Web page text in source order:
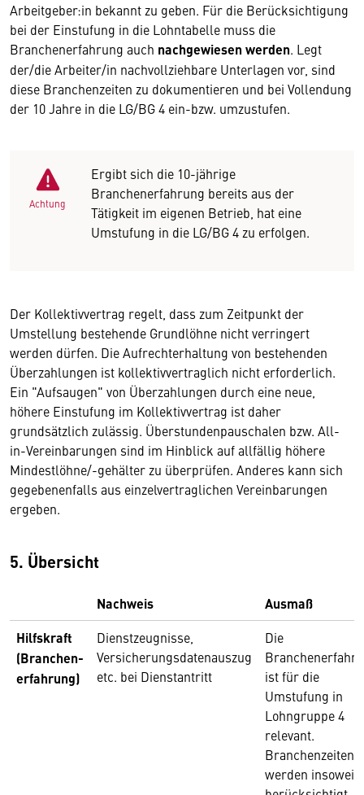
Arbeitgeber:in bekannt zu geben. Für die Berücksichtigung
bei der Einstufung in die Lohntabelle muss die
Branchenerfahrung auch nachgewiesen werden. Legt
der/die Arbeiter/in nachvollziehbare Unterlagen vor, sind
diese Branchenzeiten zu dokumentieren und bei Vollendung
der 10 Jahre in die LG/BG 4 ein-bzw. umzustufen.
Achtung
Ergibt sich die 10-jährige
Branchenerfahrung bereits aus der
Tätigkeit im eigenen Betrieb, hat eine
Umstufung in die LG/BG 4 zu erfolgen.
Der Kollektivvertrag regelt, dass zum Zeitpunkt der
Umstellung bestehende Grundlöhne nicht verringert
werden dürfen. Die Aufrechterhaltung von bestehenden
Überzahlungen ist kollektivvertraglich nicht erforderlich.
Ein "Aufsaugen" von Überzahlungen durch eine neue,
höhere Einstufung im Kollektivvertrag ist daher
grundsätzlich zulässig. Überstundenpauschalen bzw. All-
in-Vereinbarungen sind im Hinblick auf allfällig höhere
Mindestlöhne/-gehälter zu überprüfen. Anderes kann sich
gegebenenfalls aus einzelvertraglichen Vereinbarungen
ergeben.
5. Übersicht
Nachweis
Ausmaß
Hilfskraft
(Branchen-
erfahrung)
Dienstzeugnisse,
Versicherungsdatenauszug
etc. bei Dienstantritt
Die
ist für die
Umstufung in
Lohngruppe 4
relevant.
Branchenzeiten
werden insoweit